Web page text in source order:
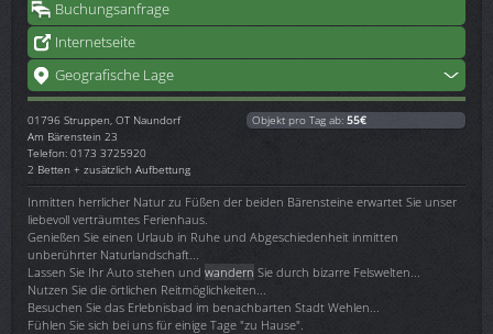
Buchungsanfrage
Internetseite
Geografische Lage
01796 Struppen, OT Naundorf
Am Bärenstein 23
Telefon: 0173 3725920
2 Betten + zusätzlich Aufbettung
Objekt pro Tag ab: 55€
Inmitten herrlicher Natur zu Füßen der beiden Bärensteine erwartet Sie unser
liebevoll verträumtes Ferienhaus.
Genießen Sie einen Urlaub in Ruhe und Abgeschiedenheit inmitten
unberührter Naturlandschaft...
Lassen Sie Ihr Auto stehen und wandern Sie durch bizarre Felswelten...
Nutzen Sie die örtlichen Reitmöglichkeiten...
Besuchen Sie das Erlebnisbad im benachbarten Stadt Wehlen...
Fühlen Sie sich bei uns für einige Tage "zu Hause".